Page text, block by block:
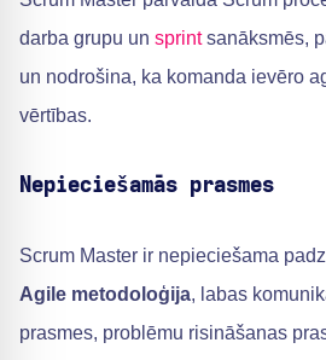
darba grupu un sprintsanāksmēs,
un nodrošina, ka komanda ievēro
vērtības.
Nepieciešamās prasmes
Scrum Master ir nepieciešama
Agile metodoloģija, labas
prasmes, problēmu risināšanas